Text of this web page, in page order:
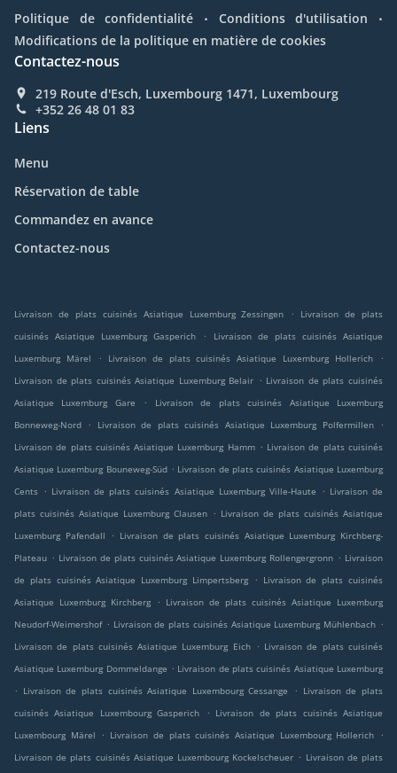
Politique de confidentialité . Conditions d'utilisation .
Modifications de la politique en matière de cookies
Contactez-nous
219 Route d'Esch, Luxembourg 1471, Luxembourg
+352 26 48 01 83
Liens
Menu
Réservation de table
Commandez en avance
Contactez-nous
Livraison de plats cuisinés Asiatique Luxemburg Zessingen .
Livraison de plats
cuisinés Asiatique Luxemburg Gasperich
.
Livraison de plats cuisinés Asiatique
Luxemburg Märel
. Livraison de plats cuisinés Asiatique Luxemburg Hollerich
.
Livraison de plats cuisinés Asiatique Luxemburg Belair . Livraison de plats cuisinés
Asiatique Luxemburg Gare
.
Livraison de plats cuisinés Asiatique Luxemburg
Bonneweg-Nord
. Livraison de plats cuisinés Asiatique Luxemburg Polfermillen
.
Livraison de plats cuisinés Asiatique Luxemburg Hamm . Livraison de plats cuisinés
Asiatique Luxemburg Bouneweg-Süd . Livraison de plats cuisinés Asiatique Luxemburg
Cents . Livraison de plats cuisinés Asiatique Luxemburg Ville-Haute . Livraison de
plats cuisinés Asiatique Luxemburg Clausen . Livraison de plats cuisinés Asiatique
Luxemburg Pafendall
. Livraison de plats cuisinés Asiatique Luxemburg Kirchberg-
Plateau . Livraison de plats cuisinés Asiatique Luxemburg Rollengergronn . Livraison
de plats cuisinés Asiatique Luxemburg Limpertsberg
. Livraison de plats cuisinés
Asiatique Luxemburg Kirchberg
. Livraison de plats cuisinés Asiatique Luxemburg
Neudorf-Weimershof . Livraison de plats cuisinés Asiatique Luxemburg Mühlenbach .
Livraison de plats cuisinés Asiatique Luxemburg Eich . Livraison de plats cuisinés
Asiatique Luxemburg Dommeldange . Livraison de plats cuisinés Asiatique Luxemburg
. Livraison de plats cuisinés Asiatique Luxembourg Cessange . Livraison de plats
cuisinés Asiatique Luxembourg Gasperich
. Livraison de plats cuisinés Asiatique
Luxembourg Märel
. Livraison de plats cuisinés Asiatique Luxembourg Hollerich
.
Livraison de plats cuisinés Asiatique Luxembourg Kockelscheuer . Livraison de plats